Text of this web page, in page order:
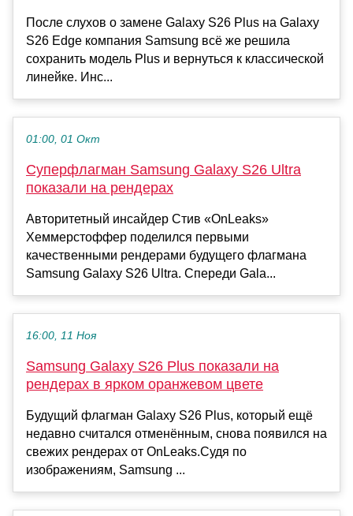
После слухов о замене Galaxy S26 Plus на Galaxy
S26 Edge компания Samsung всё же решила
сохранить модель Plus и вернуться к классической
линейке. Инс...
01:00, 01 Окт
Суперфлагман Samsung Galaxy S26 Ultra
показали на рендерах
Авторитетный инсайдер Стив «OnLeaks»
Хеммерстоффер поделился первыми
качественными рендерами будущего флагмана
Samsung Galaxy S26 Ultra. Спереди Gala...
16:00, 11 Ноя
Samsung Galaxy S26 Plus показали на
рендерах в ярком оранжевом цвете
Будущий флагман Galaxy S26 Plus, который ещё
недавно считался отменённым, снова появился на
свежих рендерах от OnLeaks.Судя по
изображениям, Samsung ...